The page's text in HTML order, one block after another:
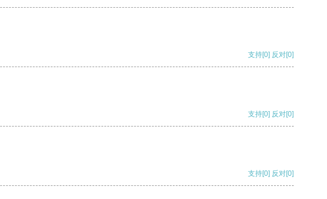
支持[0] 反对[0]
支持[0] 反对[0]
支持[0] 反对[0]